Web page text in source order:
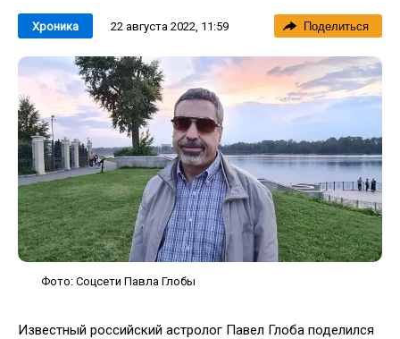
Хроника 22 августа 2022, 11:59 Поделиться
Фото: Соцсети Павла Глобы
Известный российский астролог Павел Глоба поделился